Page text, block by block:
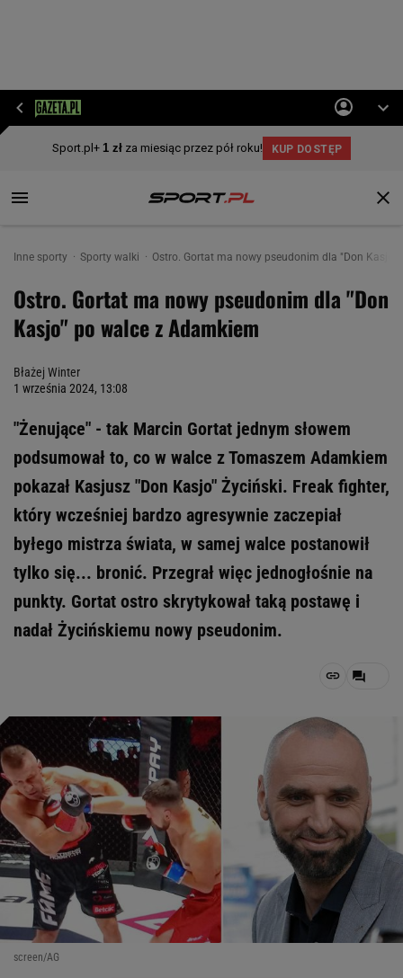
Inne sporty Sporty walki Ostro. Gortat ma nowy pseudonim dla "Don Kasjo"
Ostro. Gortat ma nowy pseudonim dla "Don
Kasjo" po walce z Adamkiem
Błażej Winter
1 września 2024, 13:08
"Żenujące" - tak Marcin Gortat jednym słowem
podsumował to, co w walce z Tomaszem Adamkiem
pokazał Kasjusz "Don Kasjo" Życiński. Freak fighter,
który wcześniej bardzo agresywnie zaczepiał
byłego mistrza świata, w samej walce postanowił
tylko się... bronić. Przegrał więc jednogłośnie na
punkty. Gortat ostro skrytykował taką postawę i
nadał Życińskiemu nowy pseudonim.
screen/AG